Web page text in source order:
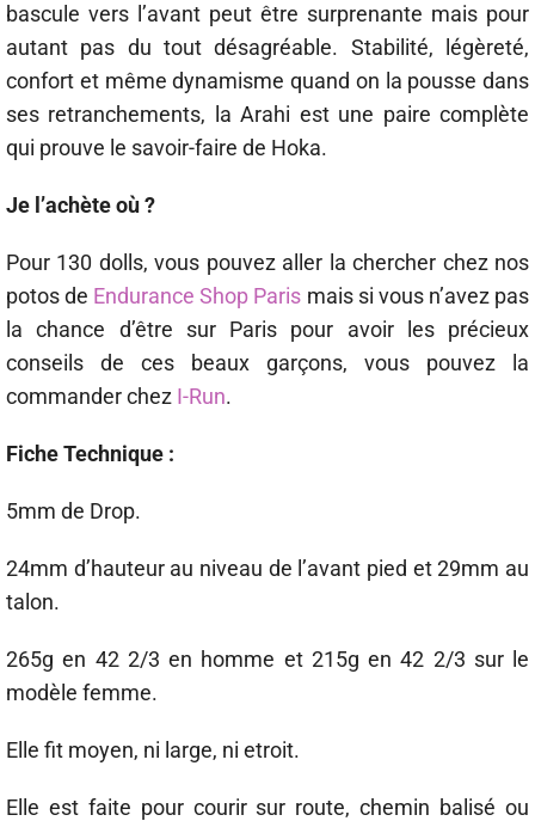
bascule vers l’avant peut être surprenante mais pour
autant pas du tout désagréable. Stabilité, légèreté,
confort et même dynamisme quand on la pousse dans
ses retranchements, la Arahi est une paire complète
qui prouve le savoir-faire de Hoka.
Je l’achète où ?
Pour 130 dolls, vous pouvez aller la chercher chez nos
potos de Endurance Shop Paris mais si vous n’avez pas
la chance d’être sur Paris pour avoir les précieux
conseils de ces beaux garçons, vous pouvez la
commander chez I-Run.
Fiche Technique :
5mm de Drop.
24mm d’hauteur au niveau de l’avant pied et 29mm au
talon.
265g en 42 2/3 en homme et 215g en 42 2/3 sur le
modèle femme.
Elle fit moyen, ni large, ni etroit.
Elle est faite pour courir sur route, chemin balisé ou